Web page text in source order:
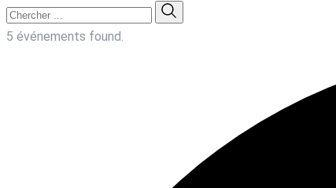
5 événements found.